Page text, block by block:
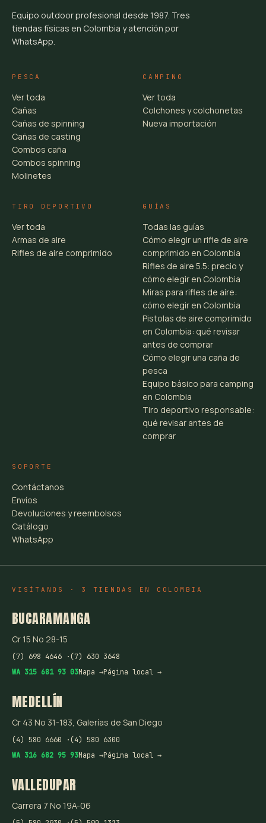
Equipo outdoor profesional desde 1987. Tres
tiendas físicas en Colombia y atención por
WhatsApp.
PESCA
Ver toda
Cañas
Cañas de spinning
Cañas de casting
Combos caña
Combos spinning
Molinetes
CAMPING
Ver toda
Colchones y colchonetas
Nueva importación
TIRO DEPORTIVO
Ver toda
Armas de aire
Rifles de aire comprimido
GUÍAS
Todas las guías
Cómo elegir un rifle de aire
comprimido en Colombia
Rifles de aire 5.5: precio y
cómo elegir en Colombia
Miras para rifles de aire:
cómo elegir en Colombia
Pistolas de aire comprimido
en Colombia: qué revisar
antes de comprar
Cómo elegir una caña de
pesca
Equipo básico para camping
en Colombia
Tiro deportivo responsable:
qué revisar antes de
comprar
SOPORTE
Contáctanos
Envíos
Devoluciones y reembolsos
Catálogo
WhatsApp
VISÍTANOS · 3 TIENDAS EN COLOMBIA
BUCARAMANGA
Cr 15 No 28-15
(7) 698 4646 ·(7) 630 3648
WA 315 681 93 03Mapa →Página local →
MEDELLÍN
Cr 43 No 31-183, Galerías de San Diego
(4) 580 6660 ·(4) 580 6300
WA 316 682 95 93Mapa →Página local →
VALLEDUPAR
Carrera 7 No 19A-06